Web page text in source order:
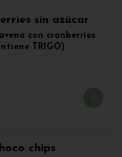
sin azúcar
con cranberries
TRIGO)
chips